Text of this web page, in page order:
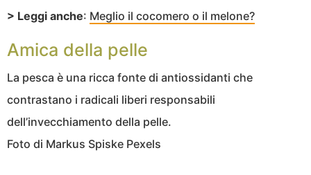
> Leggi anche: Meglio il cocomero o il melone?
Amica della pelle
La pesca è una ricca fonte di antiossidanti che
contrastano i radicali liberi responsabili
dell’invecchiamento della pelle.
Foto di Markus Spiske Pexels